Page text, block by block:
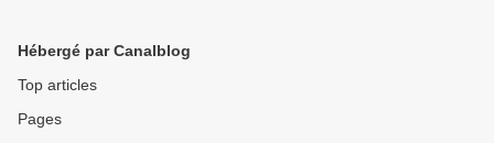
Hébergé par Canalblog
Top articles
Pages